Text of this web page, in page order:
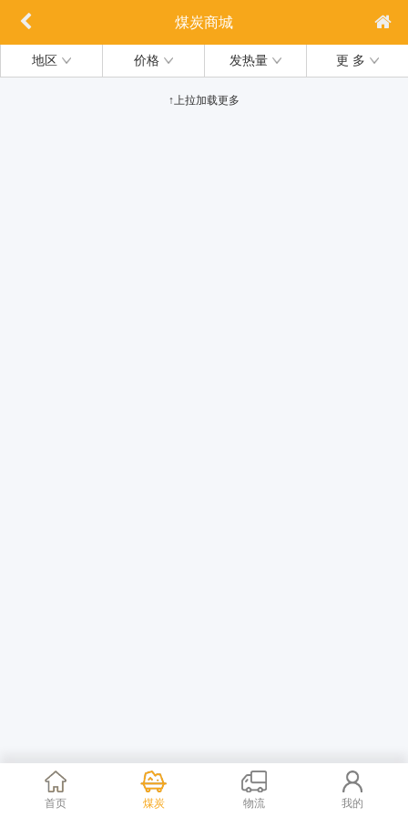
煤炭商城
地区 价格 发热量 更 多
↑上拉加载更多
首页 煤炭 物流 我的